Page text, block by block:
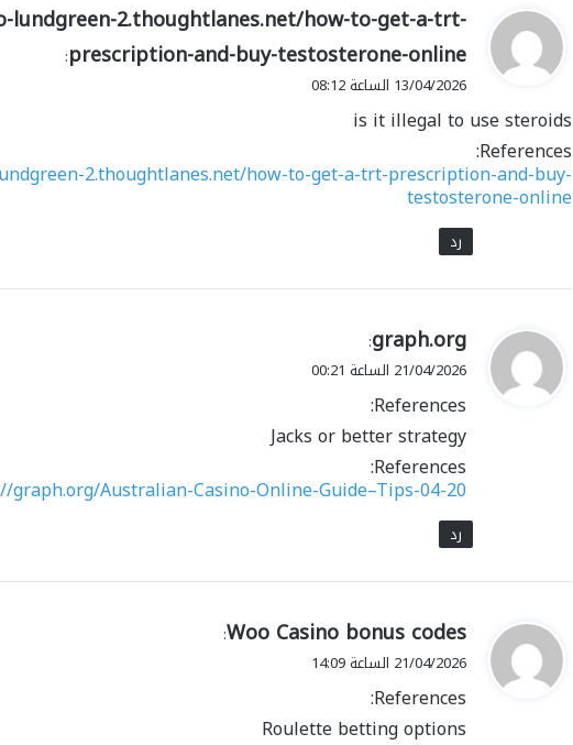
ي
و
ل
lundgreen-2.thoughtlanes.net/how-to-get-a-trt-
prescription-and-buy-testosterone-online
:
13/04/2026 الساعة 08:12
is it illegal to use steroids
References:
2.thoughtlanes.net/how-to-get-a-trt-prescription-and-buy-
testosterone-online
رد
ي
ق
ل
graph.org
:
21/04/2026 الساعة 00:21
References:
Jacks or better strategy
References:
graph.org/Australian-Casino-Online-Guide–Tips-04-20
رد
ي
ق
ل
Woo Casino bonus codes
:
21/04/2026 الساعة 14:09
References:
Roulette betting options